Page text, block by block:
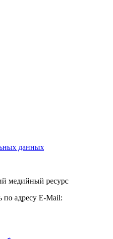
данных
медийный ресурс
по адресу E-Mail: